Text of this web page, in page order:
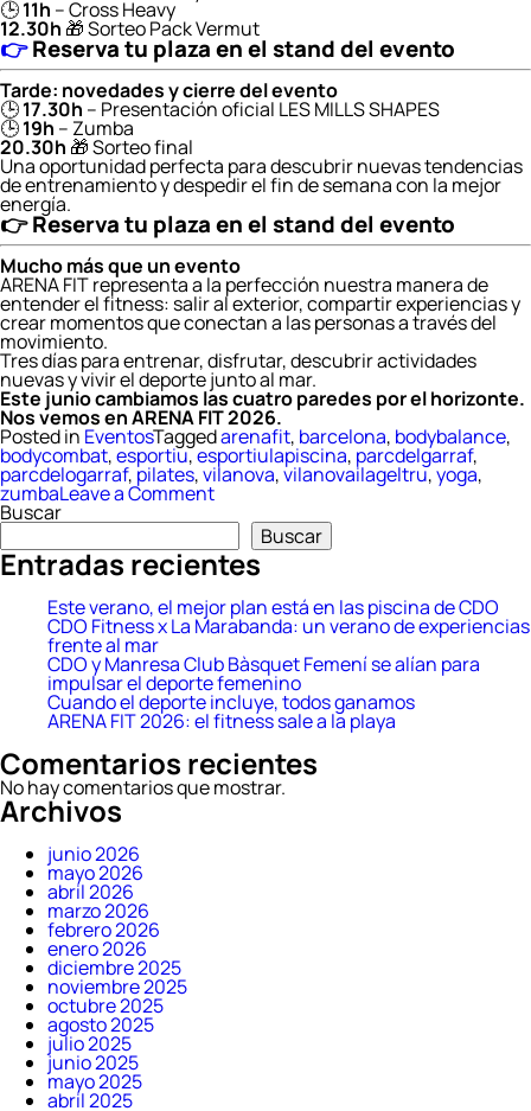
🕒11h – Cross Heavy
12.30h 🎁 Sorteo Pack Vermut
👉Reserva tu plaza en el stand del evento
Tarde: novedades y cierre del evento
🕒17.30h – Presentación oficial LES MILLS SHAPES
🕒19h – Zumba
20.30h 🎁 Sorteo final
Una oportunidad perfecta para descubrir nuevas tendencias
de entrenamiento y despedir el fin de semana con la mejor
energía.
👉Reserva tu plaza en el stand del evento
Mucho más que un evento
ARENA FIT representa a la perfección nuestra manera de
entender el fitness: salir al exterior, compartir experiencias y
crear momentos que conectan a las personas a través del
movimiento.
Tres días para entrenar, disfrutar, descubrir actividades
nuevas y vivir el deporte junto al mar.
Este junio cambiamos las cuatro paredes por el horizonte.
Nos vemos en ARENA FIT 2026.
Posted in EventosTaggedarenafit, barcelona, bodybalance,
bodycombat,esportiu,esportiulapiscina, parcdelgarraf,
parcdelogarraf, pilates,vilanova,vilanovailageltru,yoga,
zumbaLeave a Commenton
FIT
2026:
el
sale
a
playa
Buscar
Buscar
Entradas recientes
Este verano, el mejor plan está en las piscina de CDO
CDO Fitness x La Marabanda: un verano de experiencias
frente al mar
CDO y Manresa Club Bàsquet Femení se alían para
impulsar el deporte femenino
Cuando el deporte incluye, todos ganamos
ARENA FIT 2026: el fitness sale a la playa
Comentarios recientes
No hay comentarios que mostrar.
Archivos
junio 2026
mayo 2026
abril 2026
marzo 2026
febrero 2026
enero 2026
diciembre 2025
noviembre 2025
octubre 2025
agosto 2025
julio 2025
junio 2025
mayo 2025
abril 2025